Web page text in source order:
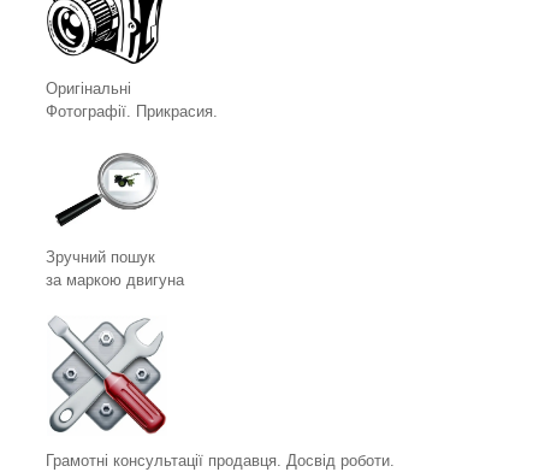
Оригінальні
Фотографії. Прикрасия.
Зручний пошук
за маркою двигуна
Грамотні консультації продавця. Досвід роботи.